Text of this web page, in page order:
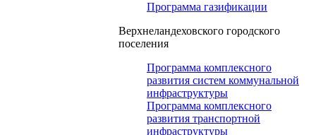
Программа газификации
Верхнеландеховского городского
поселения
Программа комплексного
развития систем коммунальной
инфраструктуры
Программа комплексного
развития транспортной
инфраструктуры